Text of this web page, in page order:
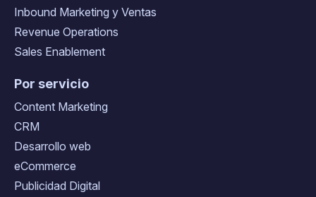
Inbound Marketing y Ventas
Revenue Operations
Sales Enablement
Por servicio
Content Marketing
CRM
Desarrollo web
eCommerce
Publicidad Digital